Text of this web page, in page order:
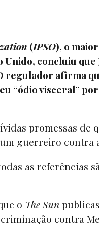
(IPSO), o
concluiu
regulador afirma
“ódio visceral”
promessas
guerreiro contra
as referências
o The Sun
contra